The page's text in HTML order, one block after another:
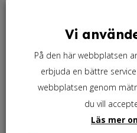
Produktblad linoljefärg
Arbetsanvisning
Arbetsbeskrivningar
Behöver
Behöver du
Vi
På den här webbplatsen
erbjuda en bättre
webbplatsen genom
du vill
Läs mer